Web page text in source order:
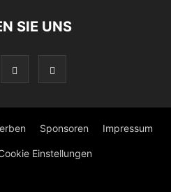
SIE UNS
Sponsoren Impressum
Einstellungen